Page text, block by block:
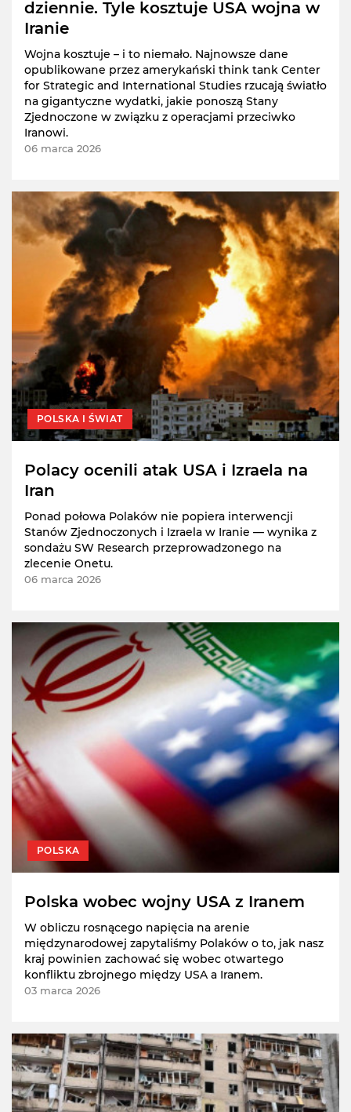
dziennie. Tyle kosztuje USA wojna w
Iranie
Wojna kosztuje – i to niemało. Najnowsze dane
opublikowane przez amerykański think tank Center
for Strategic and International Studies rzucają światło
na gigantyczne wydatki, jakie ponoszą Stany
Zjednoczone w związku z operacjami przeciwko
Iranowi.
06 marca 2026
POLSKA I ŚWIAT
Polacy ocenili atak USA i Izraela na
Iran
Ponad połowa Polaków nie popiera interwencji
Stanów Zjednoczonych i Izraela w Iranie — wynika z
sondażu SW Research przeprowadzonego na
zlecenie Onetu.
06 marca 2026
POLSKA
Polska wobec wojny USA z Iranem
W obliczu rosnącego napięcia na arenie
międzynarodowej zapytaliśmy Polaków o to, jak nasz
kraj powinien zachować się wobec otwartego
konfliktu zbrojnego między USA a Iranem.
03 marca 2026